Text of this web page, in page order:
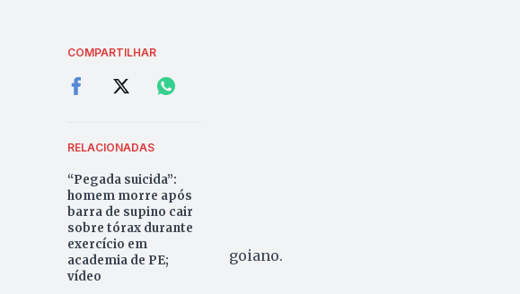
COMPARTILHAR
RELACIONADAS
“Pegada suicida”:
homem morre após
barra de supino cair
sobre tórax durante
exercício em
academia de PE;
vídeo
goiano.